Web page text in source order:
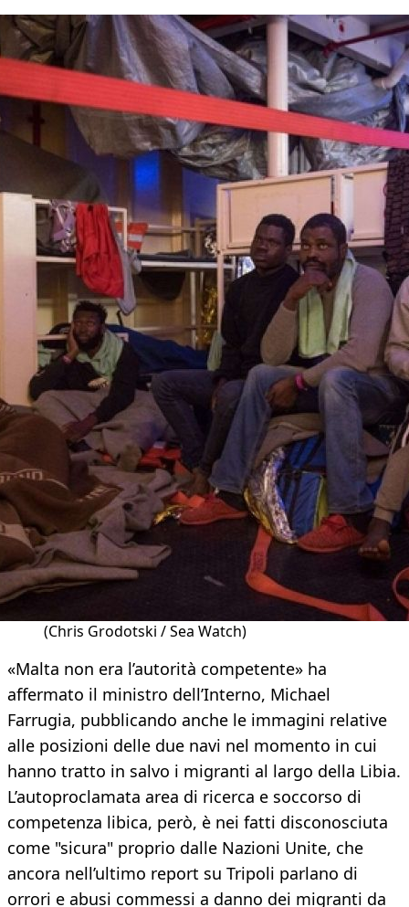
(Chris Grodotski / Sea Watch)
«Malta non era l’autorità competente» ha
affermato il ministro dell’Interno, Michael
Farrugia, pubblicando anche le immagini relative
alle posizioni delle due navi nel momento in cui
hanno tratto in salvo i migranti al largo della Libia.
L’autoproclamata area di ricerca e soccorso di
competenza libica, però, è nei fatti disconosciuta
come "sicura" proprio dalle Nazioni Unite, che
ancora nell’ultimo report su Tripoli parlano di
orrori e abusi commessi a danno dei migranti da